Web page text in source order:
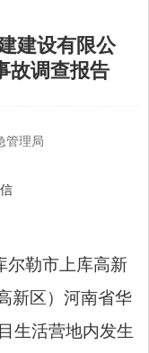
建设有限公
故调查报告
管理局
尔勒市上库高新
新区）河南省华
生活营地内发生